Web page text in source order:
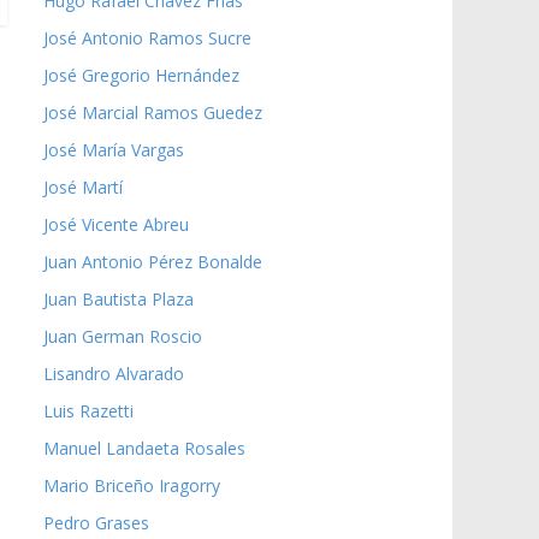
José Antonio Ramos Sucre
José Gregorio Hernández
José Marcial Ramos Guedez
José María Vargas
José Martí
José Vicente Abreu
Juan Antonio Pérez Bonalde
Juan Bautista Plaza
Juan German Roscio
Lisandro Alvarado
Luis Razetti
Manuel Landaeta Rosales
Mario Briceño Iragorry
Pedro Grases